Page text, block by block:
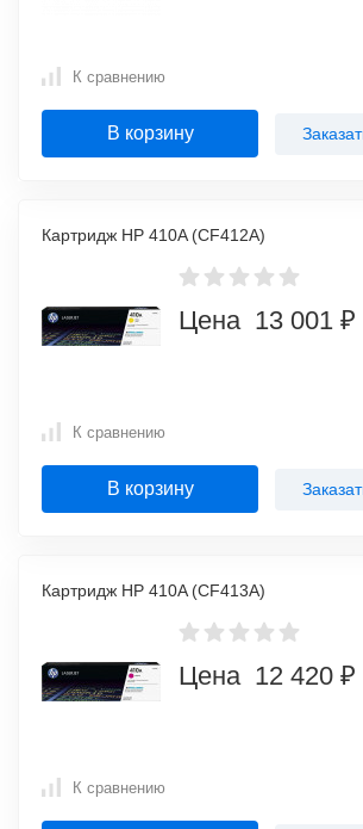
К сравнению
В корзину
Картридж HP 410A (CF412A)
Цена 13 001 ₽
К сравнению
В корзину
Картридж HP 410A (CF413A)
Цена 12 420 ₽
К сравнению